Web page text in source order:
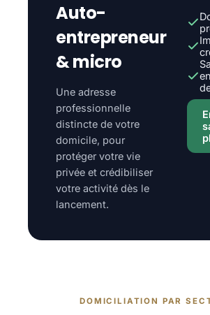
Auto-
entrepreneur
& micro
Une adresse
professionnelle
distincte de votre
domicile, pour
protéger votre vie
privée et crédibiliser
votre activité dès le
lancement.
DOMICILIATION PAR